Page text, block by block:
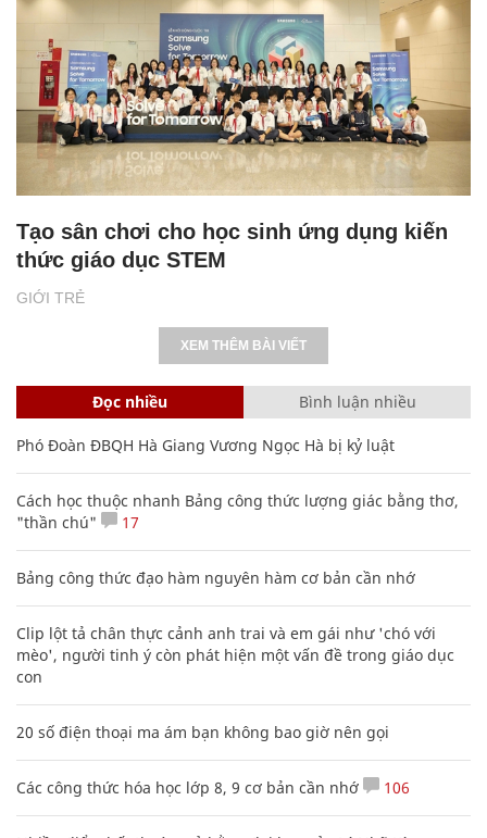
GIỚI TRẺ
Tạo sân chơi cho học sinh ứng dụng kiến
thức giáo dục STEM
XEM THÊM BÀI VIẾT
Đọc nhiều Bình luận nhiều
Phó Đoàn ĐBQH Hà Giang Vương Ngọc Hà bị kỷ luật
Cách học thuộc nhanh Bảng công thức lượng giác bằng thơ,
"thần chú"
17
Bảng công thức đạo hàm nguyên hàm cơ bản cần nhớ
Clip lột tả chân thực cảnh anh trai và em gái như 'chó với
mèo', người tinh ý còn phát hiện một vấn đề trong giáo dục
con
20 số điện thoại ma ám bạn không bao giờ nên gọi
Các công thức hóa học lớp 8, 9 cơ bản cần nhớ 106